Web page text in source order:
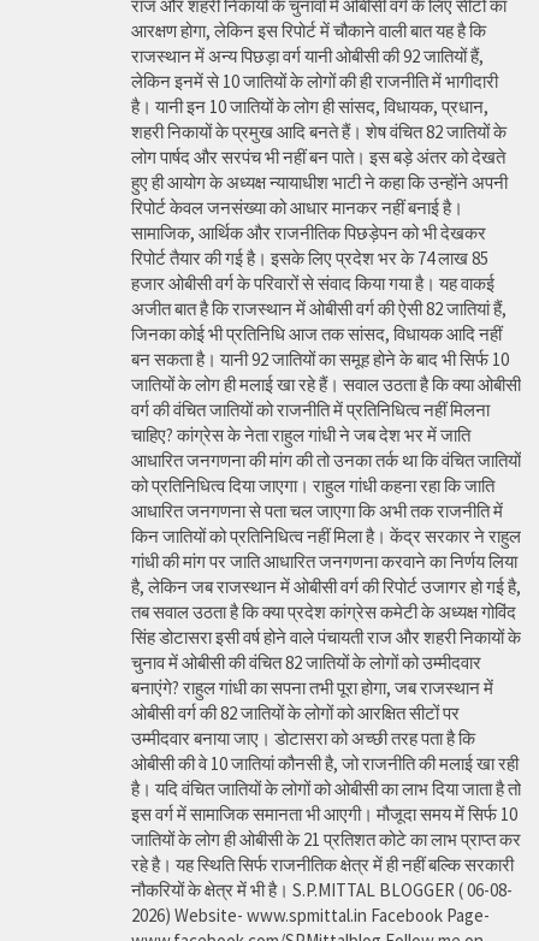
राज और शहरी निकायों के चुनावों में ओबीसी वर्ग के लिए सीटों का
आरक्षण होगा, लेकिन इस रिपोर्ट में चौकाने वाली बात यह है कि
राजस्थान में अन्य पिछड़ा वर्ग यानी ओबीसी की 92 जातियों हैं,
लेकिन इनमें से 10 जातियों के लोगों की ही राजनीति में भागीदारी
है। यानी इन 10 जातियों के लोग ही सांसद, विधायक, प्रधान,
शहरी निकायों के प्रमुख आदि बनते हैं। शेष वंचित 82 जातियों के
लोग पार्षद और सरपंच भी नहीं बन पाते। इस बड़े अंतर को देखते
हुए ही आयोग के अध्यक्ष न्यायाधीश भाटी ने कहा कि उन्होंने अपनी
रिपोर्ट केवल जनसंख्या को आधार मानकर नहीं बनाई है।
सामाजिक, आर्थिक और राजनीतिक पिछड़ेपन को भी देखकर
रिपोर्ट तैयार की गई है। इसके लिए प्रदेश भर के 74 लाख 85
हजार ओबीसी वर्ग के परिवारों से संवाद किया गया है। यह वाकई
अजीत बात है कि राजस्थान में ओबीसी वर्ग की ऐसी 82 जातियां हैं,
जिनका कोई भी प्रतिनिधि आज तक सांसद, विधायक आदि नहीं
बन सकता है। यानी 92 जातियों का समूह होने के बाद भी सिर्फ 10
जातियों के लोग ही मलाई खा रहे हैं। सवाल उठता है कि क्या ओबीसी
वर्ग की वंचित जातियों को राजनीति में प्रतिनिधित्व नहीं मिलना
चाहिए? कांग्रेस के नेता राहुल गांधी ने जब देश भर में जाति
आधारित जनगणना की मांग की तो उनका तर्क था कि वंचित जातियों
को प्रतिनिधित्व दिया जाएगा। राहुल गांधी कहना रहा कि जाति
आधारित जनगणना से पता चल जाएगा कि अभी तक राजनीति में
किन जातियों को प्रतिनिधित्व नहीं मिला है। केंद्र सरकार ने राहुल
गांधी की मांग पर जाति आधारित जनगणना करवाने का निर्णय लिया
है, लेकिन जब राजस्थान में ओबीसी वर्ग की रिपोर्ट उजागर हो गई है,
तब सवाल उठता है कि क्या प्रदेश कांग्रेस कमेटी के अध्यक्ष गोविंद
सिंह डोटासरा इसी वर्ष होने वाले पंचायती राज और शहरी निकायों के
चुनाव में ओबीसी की वंचित 82 जातियों के लोगों को उम्मीदवार
बनाएंगे? राहुल गांधी का सपना तभी पूरा होगा, जब राजस्थान में
ओबीसी वर्ग की 82 जातियों के लोगों को आरक्षित सीटों पर
उम्मीदवार बनाया जाए। डोटासरा को अच्छी तरह पता है कि
ओबीसी की वे 10 जातियां कौनसी है, जो राजनीति की मलाई खा रही
है। यदि वंचित जातियों के लोगों को ओबीसी का लाभ दिया जाता है तो
इस वर्ग में सामाजिक समानता भी आएगी। मौजूदा समय में सिर्फ 10
जातियों के लोग ही ओबीसी के 21 प्रतिशत कोटे का लाभ प्राप्त कर
रहे है। यह स्थिति सिर्फ राजनीतिक क्षेत्र में ही नहीं बल्कि सरकारी
नौकरियों के क्षेत्र में भी है। S.P.MITTAL BLOGGER ( 06-08-
2026) Website- www.spmittal.in Facebook Page-